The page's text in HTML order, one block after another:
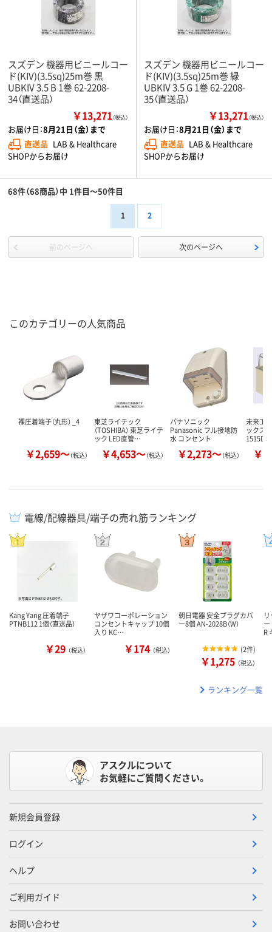
スズデン 機器用ビニールコー
ド(KIV)(3.5sq)25m巻 黒
UBKIV 3.5 B 1巻 62-2208-
34（直送品）
￥13,271（税込）
お届け日：8月21日（金）まで
直送品 LAB & Healthcare
SHOPからお届け
スズデン 機器用ビニールコー
ド(KIV)(3.5sq)25m巻 緑
UBKIV 3.5 G 1巻 62-2208-
35（直送品）
￥13,271（税込）
お届け日：8月21日（金）まで
直送品 LAB & Healthcare
SHOPからお届け
68件（68商品）中 1件目～50件目
1 2
前のページへ 次のページへ
このカテゴリーの人気商品
裸圧着端子（丸形） _4
￥2,659～（税込）
東芝ライテック
（TOSHIBA） 東芝ライテ
ック LED直管…
￥4,653～（税込）
パナソニック
Panasonic フル接地防
水 コンセント
￥2,273～（税込）
未来工
ックス（
1515D
￥
電線/配線器具/端子の売れ筋ランキング
Kang Yang 圧着端子
PTNB112 1個（直送品）
￥29 （税込）
ヤザワコーポレーション
コンセントキャップ 10個
入り KC…
￥174 （税込）
朝日電器 安全プラグカバ
ー8個 AN-2028B（W）
(2件)
￥1,275 （税込）
R
ランキング一覧
アスクルについて
お気軽にご質問ください。
新規会員登録
ログイン
ヘルプ
ご利用ガイド
お問い合わせ